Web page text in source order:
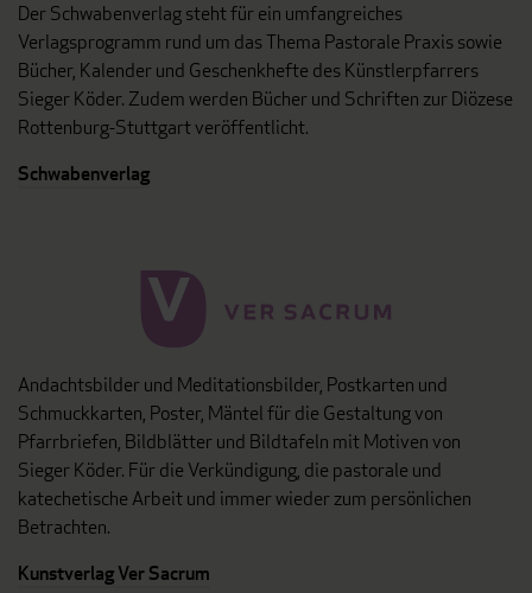
Der Schwabenverlag steht für ein umfangreiches
Verlagsprogramm rund um das Thema Pastorale Praxis sowie
Bücher, Kalender und Geschenkhefte des Künstlerpfarrers
Sieger Köder. Zudem werden Bücher und Schriften zur Diözese
Rottenburg-Stuttgart veröffentlicht.
Schwabenverlag
Andachtsbilder und Meditationsbilder, Postkarten und
Schmuckkarten, Poster, Mäntel für die Gestaltung von
Pfarrbriefen, Bildblätter und Bildtafeln mit Motiven von
Sieger Köder. Für die Verkündigung, die pastorale und
katechetische Arbeit und immer wieder zum persönlichen
Betrachten.
Kunstverlag Ver Sacrum